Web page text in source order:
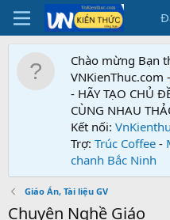
Chào mừng Bạn
VNKienThuc.com -
- HÃY TẠO CHỦ
CÙNG NHAU
Kết nối:
Trợ: Trúc Coffee -
chanh Bắc Ninh
Giáo Án, Tài liệu GV
Chuyện Nghề Giáo